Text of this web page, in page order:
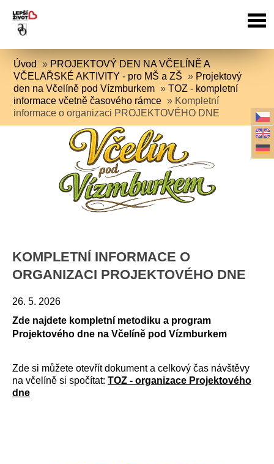
Úvod » PROJEKTOVÝ DEN NA VČELÍNĚ A
VČELAŘSKÉ AKTIVITY - pro MŠ a ZŠ » Projektový
den na Včelíně pod Vízmburkem »TOZ - kompletní
informace včetně časového rámce » Kompletní
informace o organizaci PROJEKTOVÉHO DNE
KOMPLETNÍ INFORMACE O
ORGANIZACI PROJEKTOVÉHO DNE
26. 5. 2026
Zde najdete kompletní metodiku a program
Projektového dne na Včelíně pod Vízmburkem
Zde si můžete otevřít dokument a celkový čas návštěvy
na včelíně si spočítat: TOZ - organizace Projektového
dne